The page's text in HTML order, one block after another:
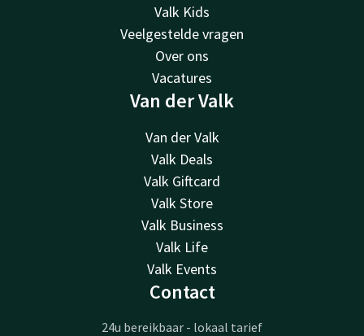
Valk Kids
Veelgestelde vragen
Over ons
Vacatures
Van der Valk
Van der Valk
Valk Deals
Valk Giftcard
Valk Store
Valk Business
Valk Life
Valk Events
Contact
24u bereikbaar - lokaal tarief